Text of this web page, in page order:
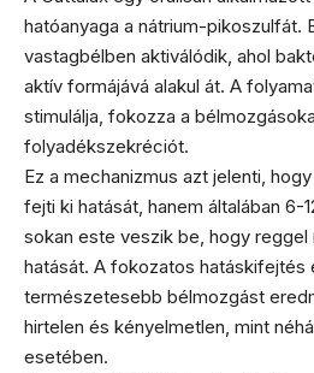
hatóanyaga a nátrium-pikoszulfát.
vastagbélben aktiválódik, ahol
aktív formájává alakul át. A
stimulálja, fokozza a
folyadékszekréciót.
Ez a mechanizmus azt jelenti,
fejti ki hatását, hanem általában 6-
sokan este veszik be, hogy reggel
hatását. A fokozatos hatáskifejtés
természetesebb bélmozgást
hirtelen és kényelmetlen, mint
esetében.